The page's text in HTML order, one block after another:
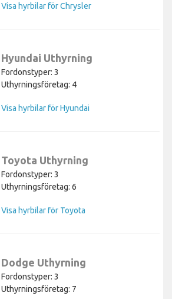
Visa hyrbilar för Chrysler
Hyundai Uthyrning
Fordonstyper: 3
Uthyrningsföretag: 4
Visa hyrbilar för Hyundai
Toyota Uthyrning
Fordonstyper: 3
Uthyrningsföretag: 6
Visa hyrbilar för Toyota
Dodge Uthyrning
Fordonstyper: 3
Uthyrningsföretag: 7